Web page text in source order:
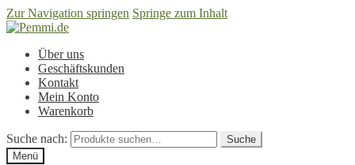
Zur Navigation springen Springe zum Inhalt
Über uns
Geschäftskunden
Kontakt
Mein Konto
Warenkorb
Suche nach:
Suche
Menü